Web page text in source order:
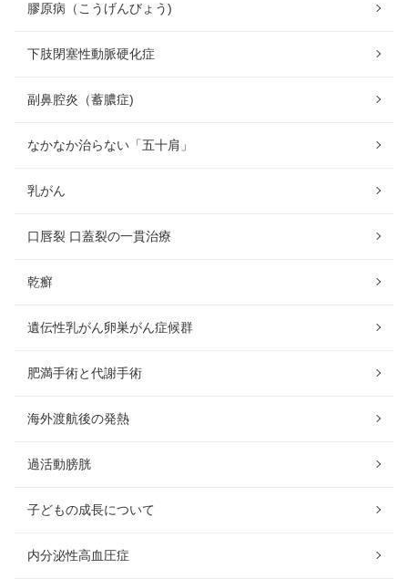
膠原病（こうげんびょう)
下肢閉塞性動脈硬化症
副鼻腔炎（蓄膿症)
なかなか治らない「五十肩」
乳がん
口唇裂 口蓋裂の一貫治療
乾癬
遺伝性乳がん卵巣がん症候群
肥満手術と代謝手術
海外渡航後の発熱
過活動膀胱
子どもの成長について
内分泌性高血圧症